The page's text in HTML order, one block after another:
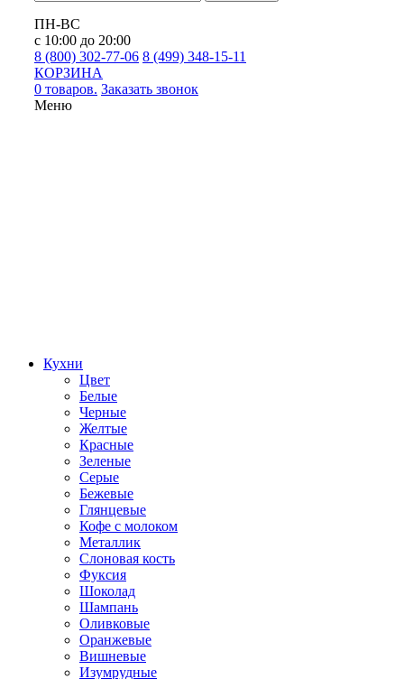
ПН-ВС
с 10:00 до 20:00
8 (800) 302-77-06 8 (499) 348-15-11
КОРЗИНА
0 товаров. Заказать звонок
Меню
Кухни
Цвет
Белые
Черные
Желтые
Красные
Зеленые
Серые
Бежевые
Глянцевые
Кофе с молоком
Металлик
Слоновая кость
Фуксия
Шоколад
Шампань
Оливковые
Оранжевые
Вишневые
Изумрудные